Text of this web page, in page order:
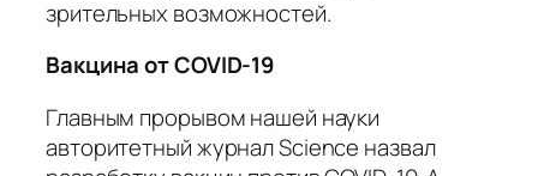
зрительных возможностей.
Вакцина от COVID-19
Главным прорывом нашей науки
авторитетный журнал Science назвал